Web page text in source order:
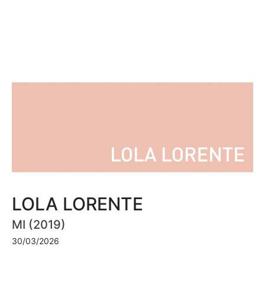
LOLA LORENTE
MI (2019)
30/03/2026